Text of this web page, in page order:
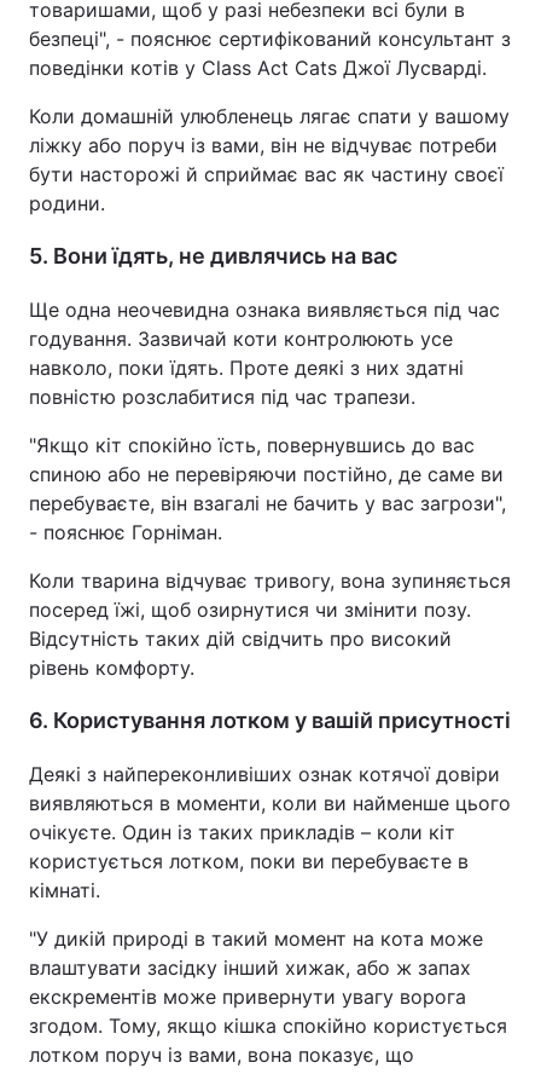
товаришами, щоб у разі небезпеки всі були в
безпеці", - пояснює сертифікований консультант з
поведінки котів у Class Act Cats Джої Лусварді.
Коли домашній улюбленець лягає спати у вашому
ліжку або поруч із вами, він не відчуває потреби
бути насторожі й сприймає вас як частину своєї
родини.
5. Вони їдять, не дивлячись на вас
Ще одна неочевидна ознака виявляється під час
годування. Зазвичай коти контролюють усе
навколо, поки їдять. Проте деякі з них здатні
повністю розслабитися під час трапези.
"Якщо кіт спокійно їсть, повернувшись до вас
спиною або не перевіряючи постійно, де саме ви
перебуваєте, він взагалі не бачить у вас загрози",
- пояснює Горніман.
Коли тварина відчуває тривогу, вона зупиняється
посеред їжі, щоб озирнутися чи змінити позу.
Відсутність таких дій свідчить про високий
рівень комфорту.
6. Користування лотком у вашій присутності
Деякі з найпереконливіших ознак котячої довіри
виявляються в моменти, коли ви найменше цього
очікуєте. Один із таких прикладів – коли кіт
користується лотком, поки ви перебуваєте в
кімнаті.
"У дикій природі в такий момент на кота може
влаштувати засідку інший хижак, або ж запах
екскрементів може привернути увагу ворога
згодом. Тому, якщо кішка спокійно користується
лотком поруч із вами, вона показує, що